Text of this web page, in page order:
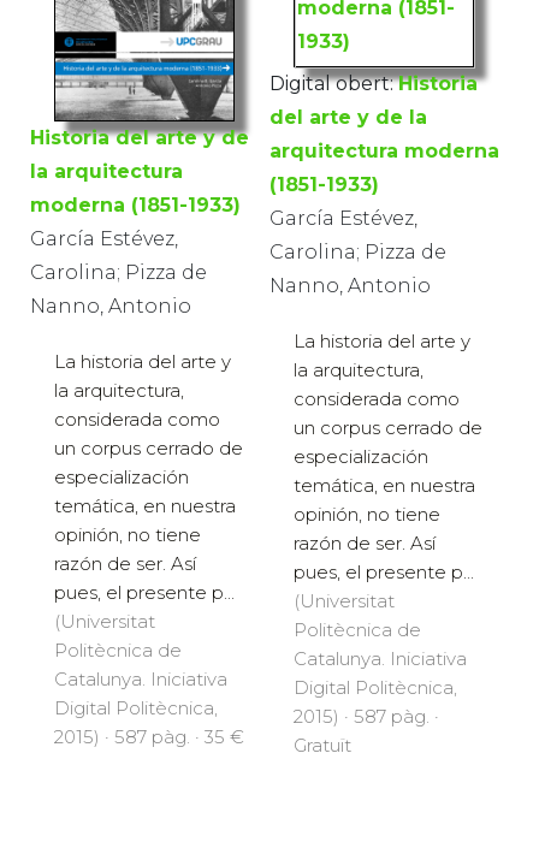
Historia del arte y de
la arquitectura
moderna (1851-1933)
García Estévez,
Carolina; Pizza de
Nanno, Antonio
La historia del arte y
la arquitectura,
considerada como
un corpus cerrado de
especialización
temática, en nuestra
opinión, no tiene
razón de ser. Así
pues, el presente p...
(Universitat
Politècnica de
Catalunya. Iniciativa
Digital Politècnica,
2015) · 587 pàg. · 35 €
Digital obert: Historia
del arte y de la
arquitectura moderna
(1851-1933)
García Estévez,
Carolina; Pizza de
Nanno, Antonio
La historia del arte y
la arquitectura,
considerada como
un corpus cerrado de
especialización
temática, en nuestra
opinión, no tiene
razón de ser. Así
pues, el presente p...
(Universitat
Politècnica de
Catalunya. Iniciativa
Digital Politècnica,
2015) · 587 pàg. ·
Gratuït